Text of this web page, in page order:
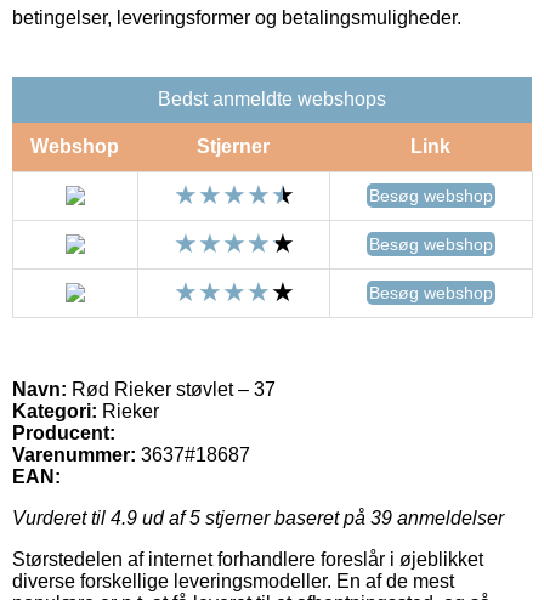
betingelser, leveringsformer og betalingsmuligheder.
Bedst anmeldte webshops
Webshop Stjerner Link
Besøg webshop
Besøg webshop
Besøg webshop
Navn: Rød Rieker støvlet – 37
Kategori: Rieker
Producent:
Varenummer: 3637#18687
EAN:
Vurderet til 4.9 ud af 5 stjerner baseret på 39 anmeldelser
Størstedelen af internet forhandlere foreslår i øjeblikket
diverse forskellige leveringsmodeller. En af de mest